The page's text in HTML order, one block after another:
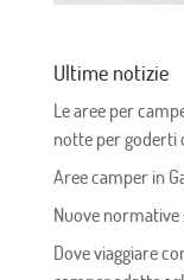
Ultime notizie
Le aree per
notte per goderti
Aree camper in
Nuove
Dove viaggiare